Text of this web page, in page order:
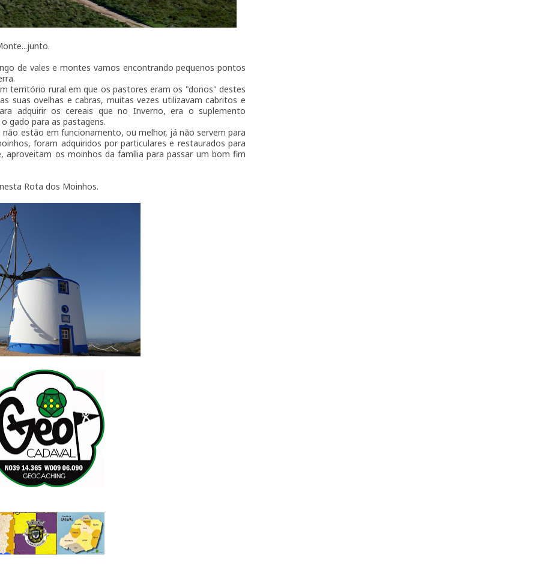
de vales e montes vamos encontrando pequenos pontos
território rural em que os pastores eram os "donos" destes
suas ovelhas e cabras, muitas vezes utilizavam cabritos e
adquirir os cereais que no Inverno, era o suplemento
gado para as pastagens.
estão em funcionamento, ou melhor, já não servem para
foram adquiridos por particulares e restaurados para
aproveitam os moinhos da família para passar um bom fim
Rota dos Moinhos.